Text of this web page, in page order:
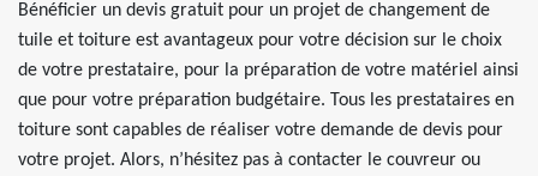
Bénéficier un devis gratuit pour un projet de changement de
tuile et toiture est avantageux pour votre décision sur le choix
de votre prestataire, pour la préparation de votre matériel ainsi
que pour votre préparation budgétaire. Tous les prestataires en
toiture sont capables de réaliser votre demande de devis pour
votre projet. Alors, n’hésitez pas à contacter le couvreur ou